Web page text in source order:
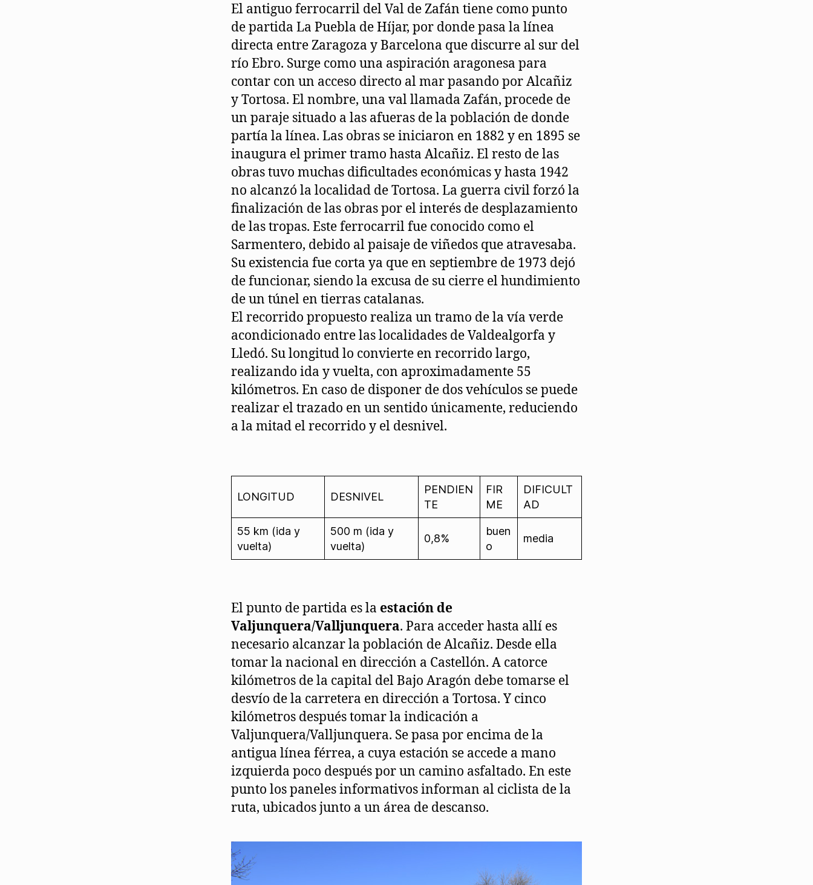
El antiguo ferrocarril del Val de Zafán tiene como punto
de partida La Puebla de Híjar, por donde pasa la línea
directa entre Zaragoza y Barcelona que discurre al sur del
río Ebro. Surge como una aspiración aragonesa para
contar con un acceso directo al mar pasando por Alcañiz
y Tortosa. El nombre, una val llamada Zafán, procede de
un paraje situado a las afueras de la población de donde
partía la línea. Las obras se iniciaron en 1882 y en 1895 se
inaugura el primer tramo hasta Alcañiz. El resto de las
obras tuvo muchas dificultades económicas y hasta 1942
no alcanzó la localidad de Tortosa. La guerra civil forzó la
finalización de las obras por el interés de desplazamiento
de las tropas. Este ferrocarril fue conocido como el
Sarmentero, debido al paisaje de viñedos que atravesaba.
Su existencia fue corta ya que en septiembre de 1973 dejó
de funcionar, siendo la excusa de su cierre el hundimiento
de un túnel en tierras catalanas.
El recorrido propuesto realiza un tramo de la vía verde
acondicionado entre las localidades de Valdealgorfa y
Lledó. Su longitud lo convierte en recorrido largo,
realizando ida y vuelta, con aproximadamente 55
kilómetros. En caso de disponer de dos vehículos se puede
realizar el trazado en un sentido únicamente, reduciendo
a la mitad el recorrido y el desnivel.
LONGITUD DESNIVEL
PENDIEN
TE
FIR
ME
DIFICULT
AD
55 km (ida y
vuelta)
500 m (ida y
vuelta)
0,8%
buen
o
media
El punto de partida es la estación de
Valjunquera/Valljunquera. Para acceder hasta allí es
necesario alcanzar la población de Alcañiz. Desde ella
tomar la nacional en dirección a Castellón. A catorce
kilómetros de la capital del Bajo Aragón debe tomarse el
desvío de la carretera en dirección a Tortosa. Y cinco
kilómetros después tomar la indicación a
Valjunquera/Valljunquera. Se pasa por encima de la
antigua línea férrea, a cuya estación se accede a mano
izquierda poco después por un camino asfaltado. En este
punto los paneles informativos informan al ciclista de la
ruta, ubicados junto a un área de descanso.